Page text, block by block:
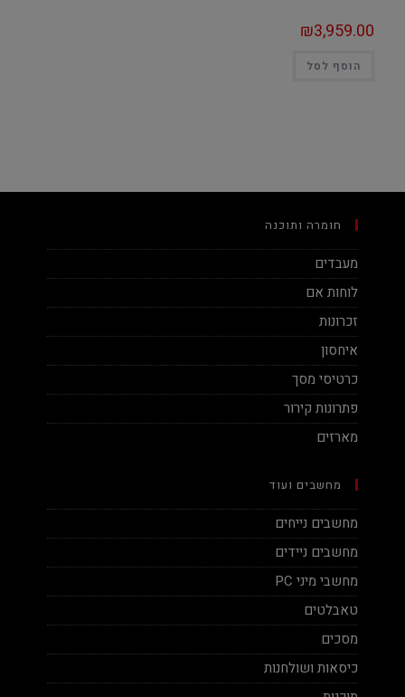
₪3,959.00
הוסף לסל
חומרה ותוכנה
מעבדים
לוחות אם
זכרונות
איחסון
כרטיסי מסך
פתרונות קירור
מארזים
מחשבים ועוד
מחשבים נייחים
מחשבים ניידים
מחשבי מיני PC
טאבלטים
מסכים
כיסאות ושולחנות